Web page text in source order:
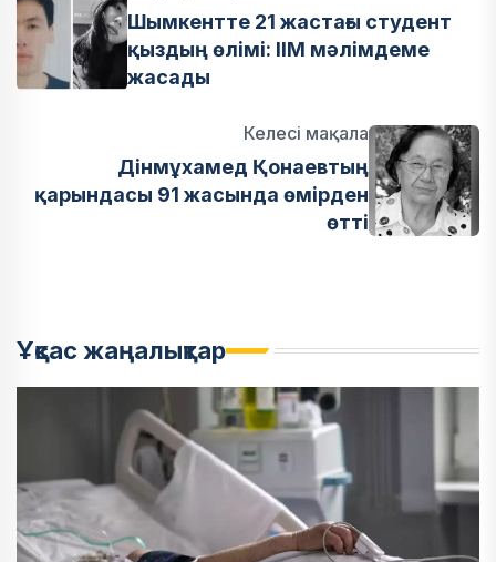
Шымкентте 21 жастағы студент
қыздың өлімі: ІІМ мәлімдеме
жасады
Келесі мақала
Дінмұхамед Қонаевтың
қарындасы 91 жасында өмірден
өтті
Ұқсас жаңалықтар